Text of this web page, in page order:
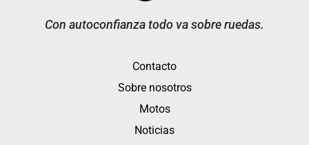
Con autoconfianza todo va sobre ruedas.
Contacto
Sobre nosotros
Motos
Noticias